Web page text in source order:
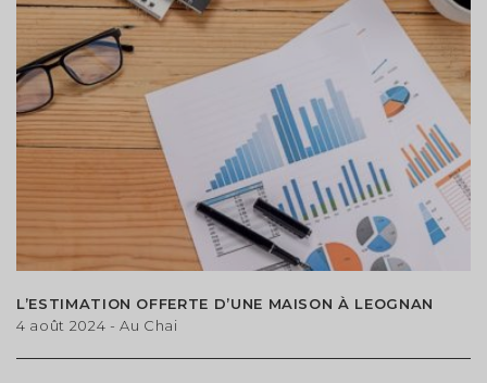
L’ESTIMATION OFFERTE D’UNE MAISON À LEOGNAN
4 août 2024 - Au Chai